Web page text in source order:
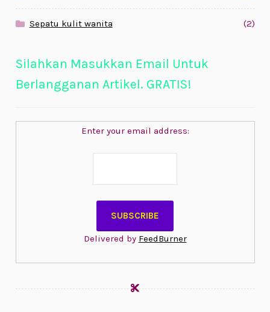
Sepatu kulit wanita (2)
Silahkan Masukkan Email Untuk
Berlangganan Artikel. GRATIS!
Enter your email address:
Delivered by FeedBurner